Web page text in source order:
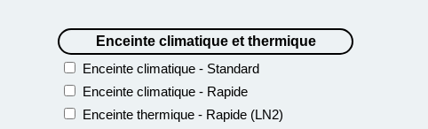
Enceinte climatique et thermique
Enceinte climatique - Standard
Enceinte climatique - Rapide
Enceinte thermique - Rapide (LN2)